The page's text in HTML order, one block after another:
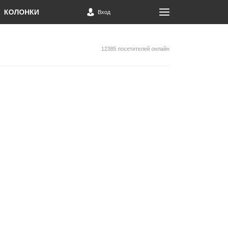
КОЛОНКИ Вход
12385 посетителей онлайн